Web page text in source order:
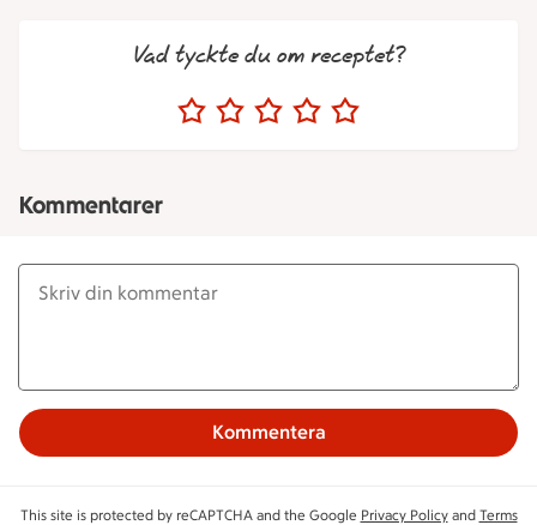
Vad tyckte du om receptet?
Kommentarer
Kommentera
This site is protected by reCAPTCHA and the Google Privacy Policyand Terms